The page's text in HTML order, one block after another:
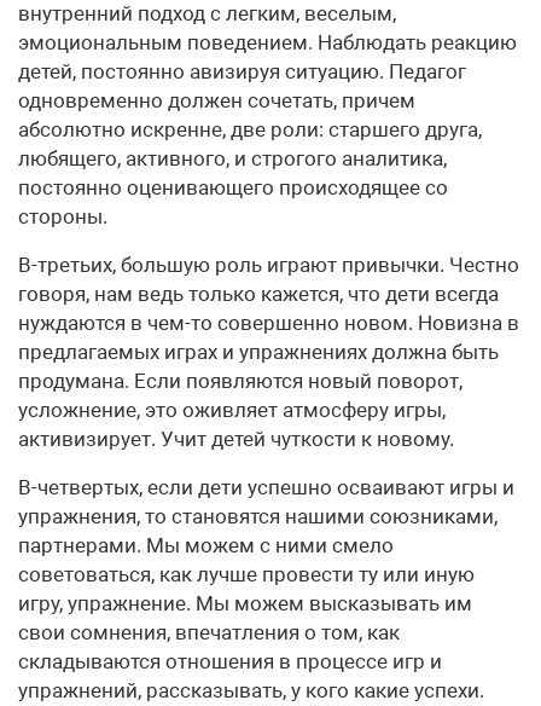
внутренний подход с легким, веселым,
эмоциональным поведением. Наблюдать реакцию
детей, постоянно авизируя ситуацию. Педагог
одновременно должен сочетать, причем
абсолютно искренне, две роли: старшего друга,
любящего, активного, и строгого аналитика,
постоянно оценивающего происходящее со
стороны.
В-третьих, большую роль играют привычки. Честно
говоря, нам ведь только кажется, что дети всегда
нуждаются в чем-то совершенно новом. Новизна в
предлагаемых играх и упражнениях должна быть
продумана. Если появляются новый поворот,
усложнение, это оживляет атмосферу игры,
активизирует. Учит детей чуткости к новому.
В-четвертых, если дети успешно осваивают игры и
упражнения, то становятся нашими союзниками,
партнерами. Мы можем с ними смело
советоваться, как лучше провести ту или иную
игру, упражнение. Мы можем высказывать им
свои сомнения, впечатления о том, как
складываются отношения в процессе игр и
упражнений, рассказывать, у кого какие успехи.